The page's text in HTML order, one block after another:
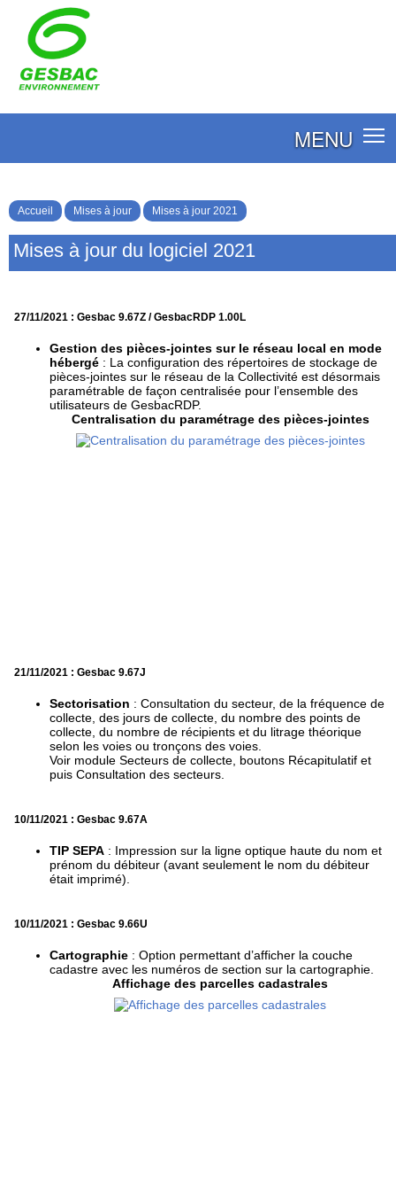
MENU
Accueil Mises à jour Mises à jour 2021
Mises à jour du logiciel 2021
27/11/2021 : Gesbac 9.67Z / GesbacRDP 1.00L
Gestion des pièces-jointes sur le réseau local en mode
hébergé : La configuration des répertoires de stockage de
pièces-jointes sur le réseau de la Collectivité est désormais
paramétrable de façon centralisée pour l’ensemble des
utilisateurs de GesbacRDP.
Centralisation du paramétrage des pièces-jointes
21/11/2021 : Gesbac 9.67J
Sectorisation : Consultation du secteur, de la fréquence de
collecte, des jours de collecte, du nombre des points de
collecte, du nombre de récipients et du litrage théorique
selon les voies ou tronçons des voies.
Voir module Secteurs de collecte, boutons Récapitulatif et
puis Consultation des secteurs.
10/11/2021 : Gesbac 9.67A
TIP SEPA : Impression sur la ligne optique haute du nom et
prénom du débiteur (avant seulement le nom du débiteur
était imprimé).
10/11/2021 : Gesbac 9.66U
Cartographie : Option permettant d’afficher la couche
cadastre avec les numéros de section sur la cartographie.
Affichage des parcelles cadastrales